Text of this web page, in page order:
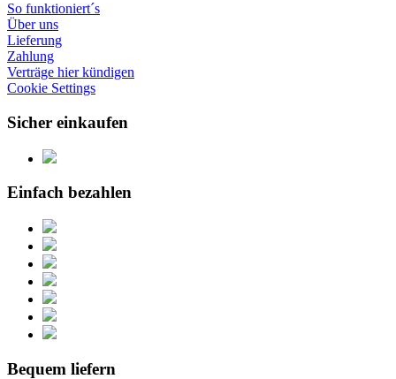
So funktioniert´s
Über uns
Lieferung
Zahlung
Verträge hier kündigen
Cookie Settings
Sicher einkaufen
Einfach bezahlen
Bequem liefern